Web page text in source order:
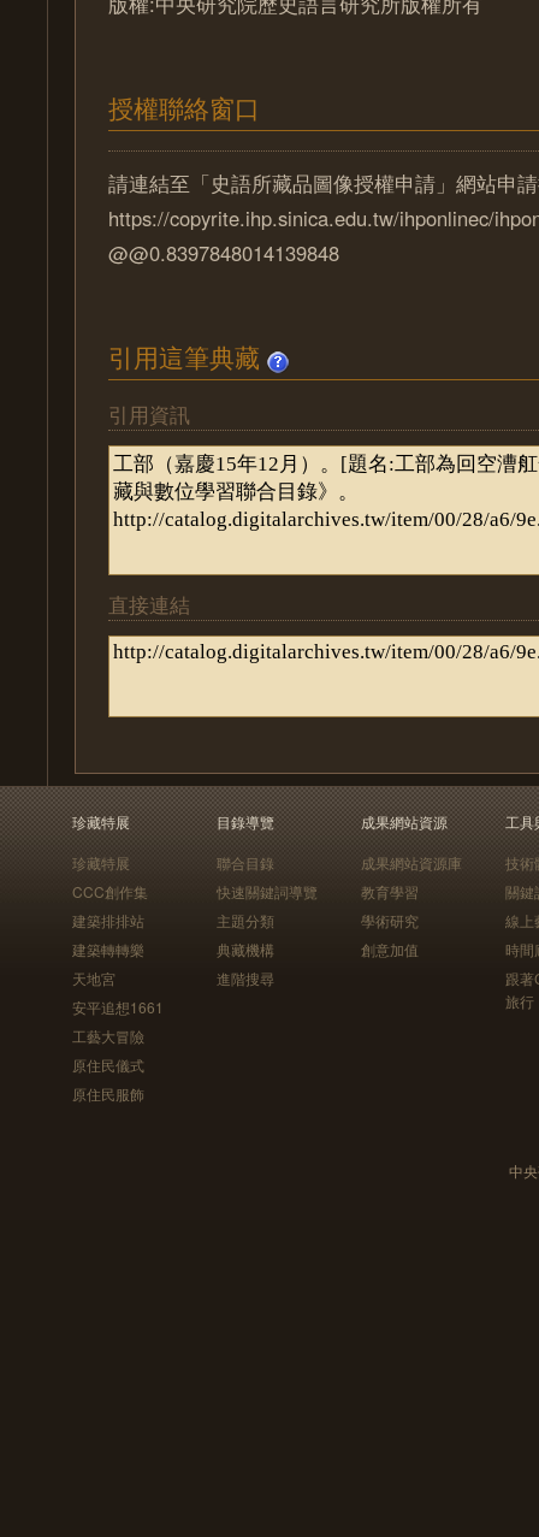
授權聯絡窗口
請連結至「史語所藏品圖像授權申請」網站申
https://copyrite.ihp.sinica.edu.tw/ihponlinec/
@@0.8397848014139848
引用這筆典藏
引用資訊
直接連結
珍藏特展
珍藏特展
CCC創作集
建築排排站
建築轉轉樂
天地宮
安平追想1661
工藝大冒險
原住民儀式
原住民服飾
目錄導覽
聯合目錄
快速關鍵詞導覽
主題分類
典藏機構
進階搜尋
成果網站資源
成果網站資源庫
教育學習
學術研究
創意加值
工具
技術
關鍵
線上
時間
跟
旅行
中